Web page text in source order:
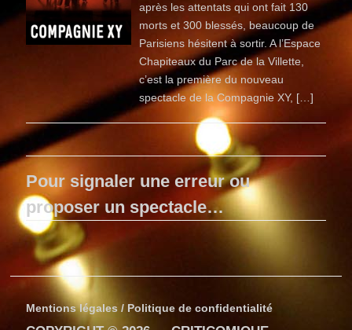
après les attentats qui ont fait 130
morts et 300 blessés, beaucoup de
Parisiens hésitent à sortir. A l’Espace
Chapiteaux du Parc de la Villette,
c’est la première du nouveau
spectacle de la Compagnie XY, […]
Pour signaler une erreur ou
proposer un spectacle…
Mentions légales / Politique de confidentialité